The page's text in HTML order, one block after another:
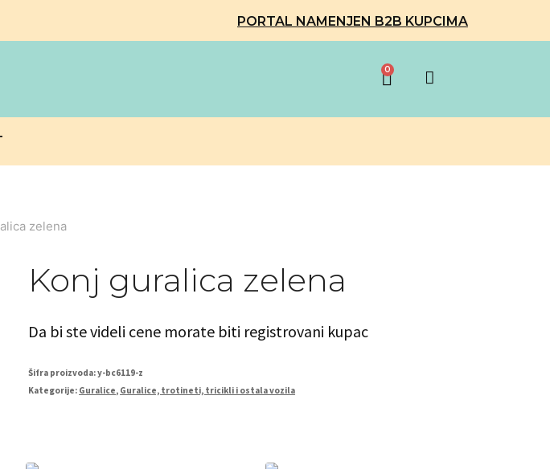
PORTAL NAMENJEN B2B KUPCIMA
0
zelena
Konj guralica zelena
Da bi ste videli cene morate biti registrovani kupac
Šifra proizvoda:y-bc6119-z
Kategorije: Guralice, Guralice, trotineti, tricikli i ostala vozila